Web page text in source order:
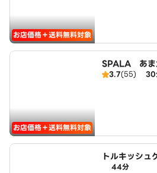
お店価格＋送料無料対象
お店価格＋送料無料対象
SPALA あま
3.7(55) 30
トルキッシュ
44分